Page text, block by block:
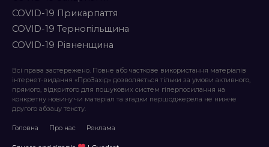
COVID-19 Прикарпаття
COVID-19 Тернопільщина
COVID-19 Рівненщина
Всі права застережено. Повне або часткове використання матеріалів
інтернет-видання «ПроЗахід» дозволяється тільки за умови активного,
прямого, відкритого для пошукових систем гіперпосилання на
конкретну новину чи матеріал та згадки першоджерела не нижче
другого абзацу тексту.
Головна Про нас Реклама